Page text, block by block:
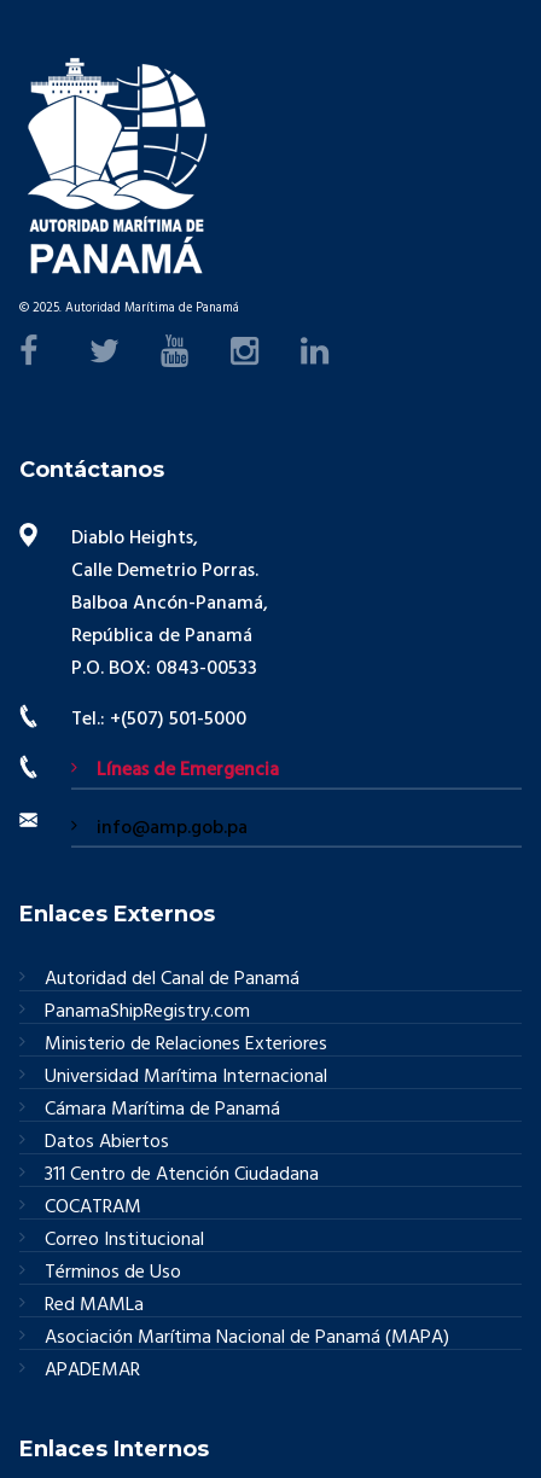
© 2025. Autoridad Marítima de Panamá
Contáctanos
Diablo Heights,
Calle Demetrio Porras.
Balboa Ancón-Panamá,
República de Panamá
P.O. BOX: 0843-00533
Tel.: +(507) 501-5000
Líneas de Emergencia
info@amp.gob.pa
Enlaces Externos
Autoridad del Canal de Panamá
PanamaShipRegistry.com
Ministerio de Relaciones Exteriores
Universidad Marítima Internacional
Cámara Marítima de Panamá
Datos Abiertos
311 Centro de Atención Ciudadana
COCATRAM
Correo Institucional
Términos de Uso
Red MAMLa
Asociación Marítima Nacional de Panamá (MAPA)
APADEMAR
Enlaces Internos